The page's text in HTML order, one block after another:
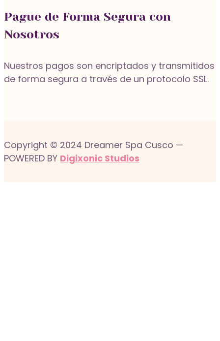
Pague de Forma Segura con
Nosotros
Nuestros pagos son encriptados y transmitidos
de forma segura a través de un protocolo SSL.
Copyright © 2024 Dreamer Spa Cusco —
POWERED BY Digixonic Studios